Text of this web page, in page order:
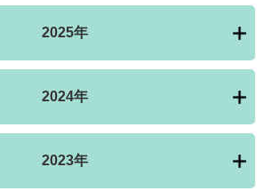
2025年
2024年
2023年